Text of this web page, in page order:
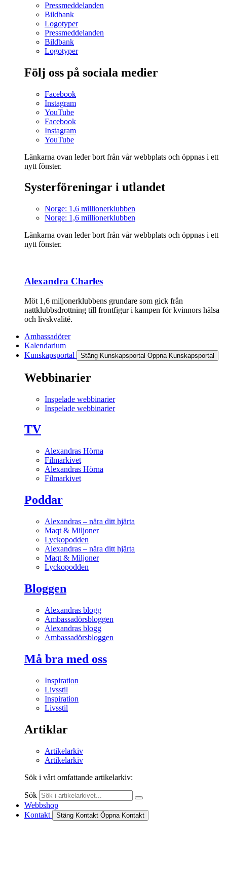
Pressmeddelanden
Bildbank
Logotyper
Pressmeddelanden
Bildbank
Logotyper
Följ oss på sociala medier
Facebook
Instagram
YouTube
Facebook
Instagram
YouTube
Länkarna ovan leder bort från vår webbplats och öppnas i ett
nytt fönster.
Systerföreningar i utlandet
Norge: 1,6 millionerklubben
Norge: 1,6 millionerklubben
Länkarna ovan leder bort från vår webbplats och öppnas i ett
nytt fönster.
Alexandra Charles
Möt 1,6 miljonerklubbens grundare som gick från
nattklubbsdrottning till frontfigur i kampen för kvinnors hälsa
och livskvalité.
Ambassadörer
Kalendarium
Kunskapsportal
Stäng Kunskapsportal Öppna Kunskapsportal
Webbinarier
Inspelade webbinarier
Inspelade webbinarier
TV
Alexandras Hörna
Filmarkivet
Alexandras Hörna
Filmarkivet
Poddar
Alexandras – nära ditt hjärta
Maqt & Miljoner
Lyckopodden
Alexandras – nära ditt hjärta
Maqt & Miljoner
Lyckopodden
Bloggen
Alexandras blogg
Ambassadörsbloggen
Alexandras blogg
Ambassadörsbloggen
Må bra med oss
Inspiration
Livsstil
Inspiration
Livsstil
Artiklar
Artikelarkiv
Artikelarkiv
Sök i vårt omfattande artikelarkiv:
Sök
Webbshop
Kontakt
Stäng Kontakt Öppna Kontakt